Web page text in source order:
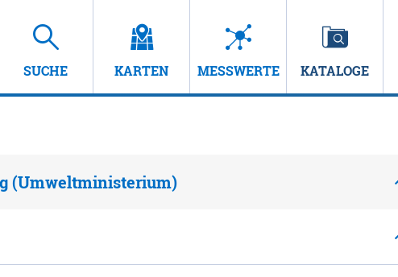
SUCHE KARTEN MESSWERTE KATALOGE
(Umweltministerium)